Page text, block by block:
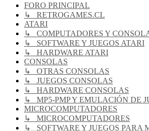
FORO PRINCIPAL
↳ RETROGAMES.CL
ATARI
↳ COMPUTADORES Y
↳ SOFTWARE Y JUEGOS ATARI
↳ HARDWARE ATARI
CONSOLAS
↳ OTRAS CONSOLAS
↳ JUEGOS CONSOLAS
↳ HARDWARE CONSOLAS
↳ MP5-PMP Y EMULACIÓN DE
MICROCOMPUTADORES
↳ MICROCOMPUTADORES
↳ SOFTWARE Y JUEGOS PARA